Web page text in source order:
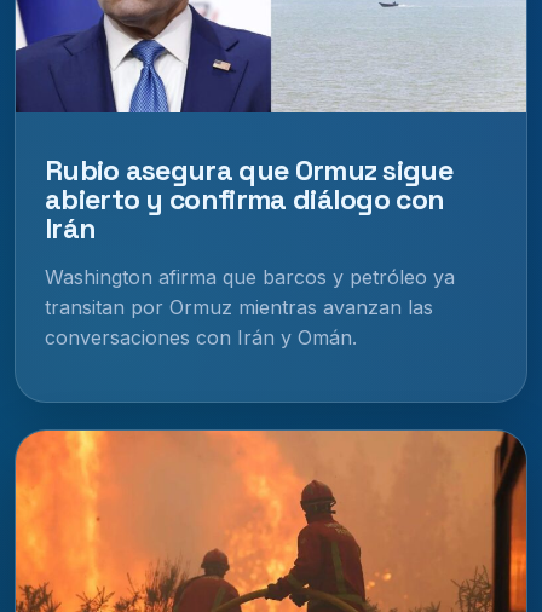
Rubio asegura que Ormuz sigue
abierto y confirma diálogo con
Irán
Washington afirma que barcos y petróleo ya
transitan por Ormuz mientras avanzan las
conversaciones con Irán y Omán.